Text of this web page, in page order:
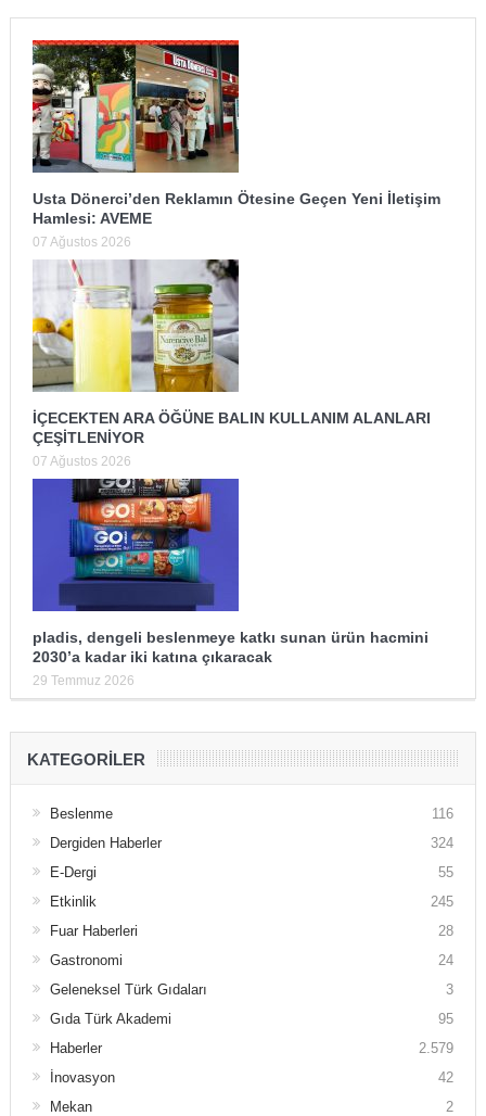
Usta Dönerci’den Reklamın Ötesine Geçen Yeni İletişim
Hamlesi: AVEME
07 Ağustos 2026
İÇECEKTEN ARA ÖĞÜNE BALIN KULLANIM ALANLARI
ÇEŞİTLENİYOR
07 Ağustos 2026
pladis, dengeli beslenmeye katkı sunan ürün hacmini
2030’a kadar iki katına çıkaracak
29 Temmuz 2026
KATEGORILER
Beslenme
116
Dergiden Haberler
324
E-Dergi
55
Etkinlik
245
Fuar Haberleri
28
Gastronomi
24
Geleneksel Türk Gıdaları
3
Gıda Türk Akademi
95
Haberler
2.579
İnovasyon
42
Mekan
2